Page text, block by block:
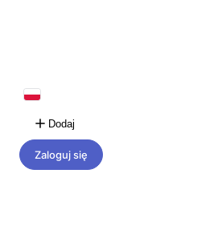
Dodaj
Zaloguj się